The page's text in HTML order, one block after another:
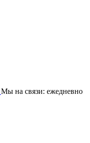
Мы на связи: ежедневно